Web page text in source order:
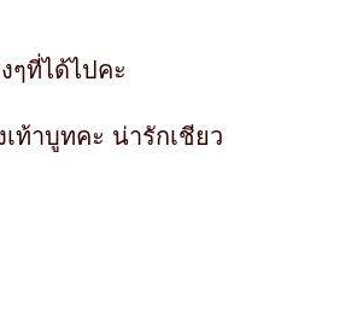
ๆที่ได้ไปคะ
ท้าบูทคะ น่ารักเชียว